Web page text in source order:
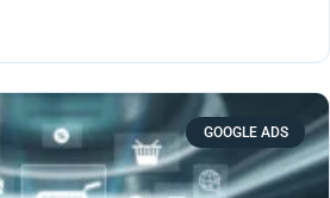
GOOGLE ADS